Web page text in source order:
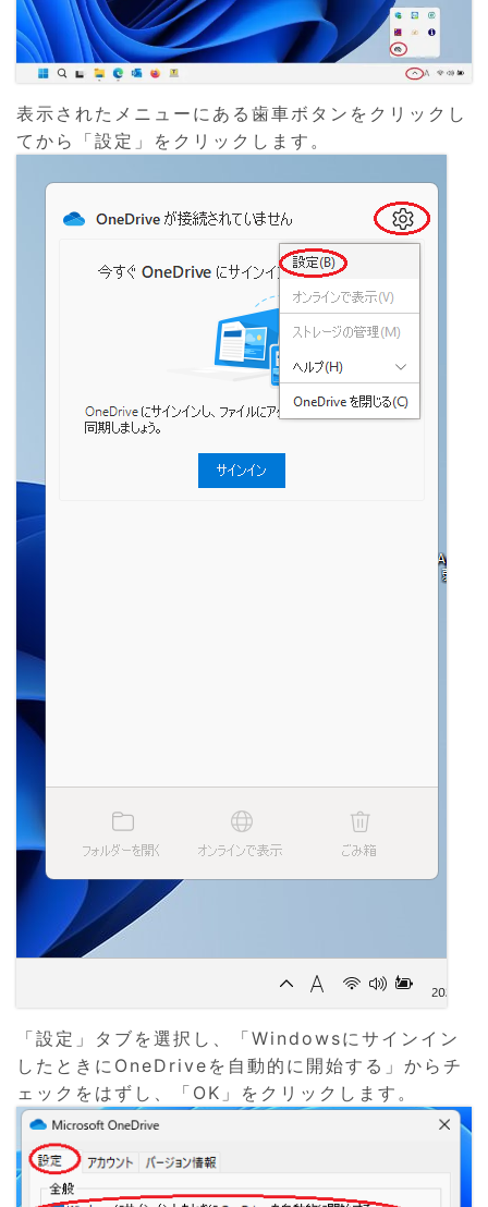
表示されたメニューにある歯車ボタンをクリックし
てから「設定」をクリックします。
「設定」タブを選択し、「Windowsにサインイン
したときにOneDriveを自動的に開始する」からチ
ェックをはずし、「OK」をクリックします。